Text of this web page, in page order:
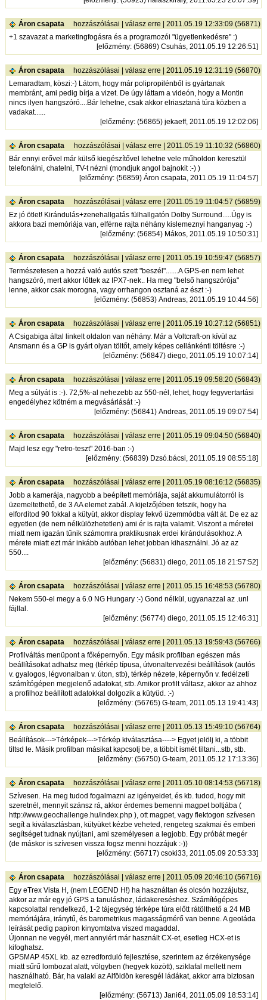
Áron csapata hozzászólásai |válasz erre | 2011.05.19 12:33:09 (56871)
+1 szavazat a marketingfogásra és a programozói "ügyetlenkedésre" :)
[előzmény: (56869) Csuhás, 2011.05.19 12:26:51]
Áron csapata hozzászólásai |válasz erre | 2011.05.19 12:31:19 (56870)
Lemaradtam, köszi:-) Látom, hogy már polipropilénből is gyártanak
membránt, ami pedig bírja a vizet. De úgy láttam a videón, hogy a Montin
nincs ilyen hangszóró....Bár lehetne, csak akkor elriasztaná túra közben a
vadakat......
[előzmény: (56865) jekaeff, 2011.05.19 12:02:06]
Áron csapata hozzászólásai |válasz erre | 2011.05.19 11:10:32 (56860)
Bár ennyi erővel már külső kiegészítővel lehetne vele műholdon keresztül
telefonálni, chatelni, TV-t nézni (mondjuk angol bajnokit :-) )
[előzmény: (56859) Áron csapata, 2011.05.19 11:04:57]
Áron csapata hozzászólásai |válasz erre | 2011.05.19 11:04:57 (56859)
Ez jó ötlet! Kirándulás+zenehallgatás fülhallgatón Dolby Surround.....Úgy is
akkora bazi memóriája van, elférne rajta néhány kislemeznyi hanganyag :-)
[előzmény: (56854) Mákos, 2011.05.19 10:50:31]
Áron csapata hozzászólásai |válasz erre | 2011.05.19 10:59:47 (56857)
Természetesen a hozzá való autós szett "beszél".......A GPS-en nem lehet
hangszóró, mert akkor lőttek az IPX7-nek.. Ha meg "belső hangszórója"
lenne, akkor csak morogna, vagy orrhangon osztaná az észt :-)
[előzmény: (56853) Andreas, 2011.05.19 10:44:56]
Áron csapata hozzászólásai |válasz erre | 2011.05.19 10:27:12 (56851)
A Csigabiga által linkelt oldalon van néhány. Már a Voltcraft-on kívül az
Ansmann és a GP is gyárt olyan töltőt, amely képes cellánkénti töltésre :-)
[előzmény: (56847) diego, 2011.05.19 10:07:14]
Áron csapata hozzászólásai |válasz erre | 2011.05.19 09:58:20 (56843)
Meg a súlyát is :-). 72,5%-al nehezebb az 550-nél, lehet, hogy fegyvertartási
engedélyhez kötném a megvásárlását :-)
[előzmény: (56841) Andreas, 2011.05.19 09:07:54]
Áron csapata hozzászólásai |válasz erre | 2011.05.19 09:04:50 (56840)
Majd lesz egy "retro-teszt" 2016-ban :-)
[előzmény: (56839) Dzsó.bácsi, 2011.05.19 08:55:18]
Áron csapata hozzászólásai |válasz erre | 2011.05.19 08:16:12 (56835)
Jobb a kamerája, nagyobb a beépített memóriája, saját akkumulátorról is
üzemeltethető, de 3 AA elemet zabál. A kijelzőjében tetszik, hogy ha
elfordítod 90 fokkal a kütyüt, akkor display fekvő üzemmódba vált át. De ez az
egyetlen (de nem nélkülözhetetlen) ami ér is rajta valamit. Viszont a méretei
miatt nem igazán tűnik számomra praktikusnak erdei kirándulásokhoz. A
mérete miatt ezt már inkább autóban lehet jobban kihasználni. Jó az az
550....
[előzmény: (56831) diego, 2011.05.18 21:57:52]
Áron csapata hozzászólásai |válasz erre | 2011.05.15 16:48:53 (56780)
Nekem 550-el megy a 6.0 NG Hungary :-) Gond nélkül, ugyanazzal az .unl
fájllal.
[előzmény: (56774) diego, 2011.05.15 12:46:31]
Áron csapata hozzászólásai |válasz erre | 2011.05.13 19:59:43 (56766)
Profilváltás menüpont a főképernyőn. Egy másik profilban egészen más
beállításokat adhatsz meg (térkép típusa, útvonaltervezési beállítások (autós
v. gyalogos, légvonalban v. úton, stb), térkép nézete, képernyőn v. fedélzeti
számítógépen megjelenő adatokat, stb. Amikor profilt váltasz, akkor az ahhoz
a profilhoz beállított adatokkal dolgozik a kütyüd. :-)
[előzmény: (56765) G-team, 2011.05.13 19:41:43]
Áron csapata hozzászólásai |válasz erre | 2011.05.13 15:49:10 (56764)
Beállítások--->Térképek--->Térkép kiválasztása----> Egyet jelölj ki, a többit
tiltsd le. Másik profilban másikat kapcsolj be, a többit ismét tiltani...stb, stb.
[előzmény: (56750) G-team, 2011.05.12 17:13:36]
Áron csapata hozzászólásai |válasz erre | 2011.05.10 08:14:53 (56718)
Szívesen. Ha meg tudod fogalmazni az igényeidet, és kb. tudod, hogy mit
szeretnél, mennyit szánsz rá, akkor érdemes bemenni magpet boltjába (
http://www.geochallenge.hu/index.php ), ott magpet, vagy flektogon szívesen
segít a kiválasztásban, kütyüket kézbe veheted, rengeteg szakmai és emberi
segítséget tudnak nyújtani, ami személyesen a legjobb. Egy próbát megér
(de máskor is szívesen vissza fogsz menni hozzájuk :-))
[előzmény: (56717) csoki33, 2011.05.09 20:53:33]
Áron csapata hozzászólásai |válasz erre | 2011.05.09 20:46:10 (56716)
Egy eTrex Vista H, (nem LEGEND H!) ha használtan és olcsón hozzájutsz,
akkor az már egy jó GPS a tanuláshoz, ládakereséshez. Számítógépes
kapcsolattal rendelkező, 1-2 tájegység térképe túra előtt rátölthető a 24 MB
memóriájára, iránytű, és barometrikus magasságmérő van benne. A geoláda
leírását pedig papíron kinyomtatva viszed magaddal.
Újonnan ne vegyél, mert annyiért már használt CX-et, esetleg HCX-et is
kifoghatsz.
GPSMAP 45XL kb. az ezredforduló fejlesztése, szerintem az érzékenysége
miatt sűrű lombozat alatt, völgyben (hegyek között), sziklafal mellett nem
használható. Bár, ha valaki az Alföldön keresgél ládákat, akkor arra biztosan
megfelelő.
[előzmény: (56713) Jani64, 2011.05.09 18:53:14]